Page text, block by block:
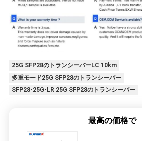
25G SFP28のトランシーバーLC 10km
多重モード25G SFP28のトランシーバー
SFP28-25G-LR 25G SFP28のトランシーバー
最高の価格で